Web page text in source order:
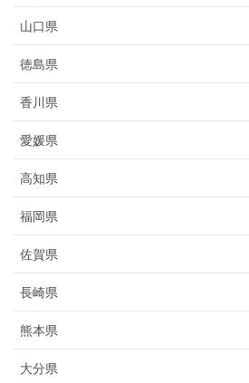
山口県
徳島県
香川県
愛媛県
高知県
福岡県
佐賀県
長崎県
熊本県
大分県